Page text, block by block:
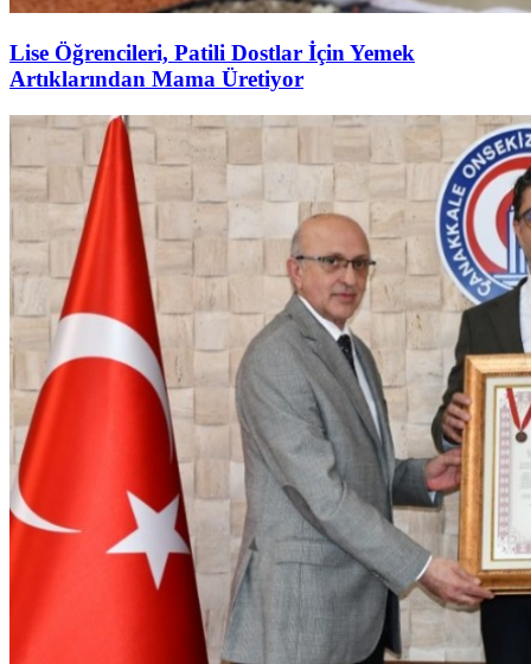
Lise Öğrencileri, Patili Dostlar İçin Yemek
Artıklarından Mama Üretiyor